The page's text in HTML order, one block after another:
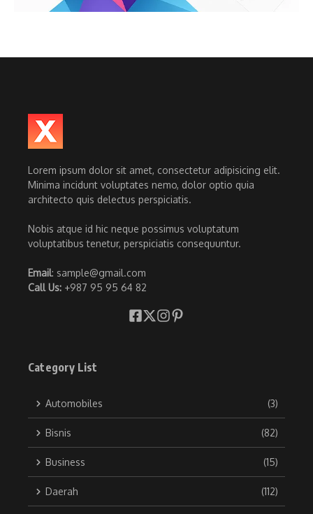
Lorem ipsum dolor sit amet, consectetur adipisicing elit.
Minima incidunt voluptates nemo, dolor optio quia
architecto quis delectus perspiciatis.
Nobis atque id hic neque possimus voluptatum
voluptatibus tenetur, perspiciatis consequuntur.
Email: sample@gmail.com
Call Us: +987 95 95 64 82
Category List
Automobiles (3)
Bisnis (82)
Business (15)
Daerah (112)